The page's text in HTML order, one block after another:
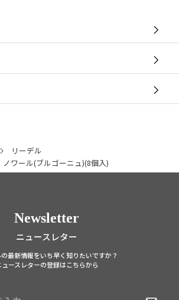
リーデル
ワール(ブルゴーニュ)(8個入)
Newsletter
ニュースレター
最新情報をいち早く知りたいですか？
ュースレターの登録はこちらから